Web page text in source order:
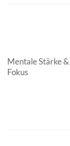
Mentale Stärke &
Fokus